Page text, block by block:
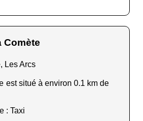
Comète
Les Arcs
est situé à environ 0.1 km de
: Taxi